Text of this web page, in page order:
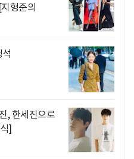
형준의
, 한세진으로
]